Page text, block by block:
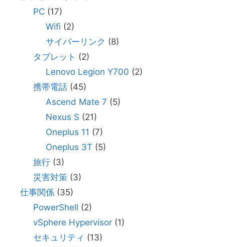
PC(17)
Wifi (2)
サイバーリンク (8)
タブレット (2)
Lenovo Legion Y700 (2)
携帯電話(45)
Ascend Mate 7 (5)
Nexus S (21)
Oneplus 11 (7)
Oneplus 3T (5)
旅行(3)
災害対策 (3)
仕事関係 (35)
PowerShell (2)
vSphere Hypervisor(1)
セキュリティ (13)